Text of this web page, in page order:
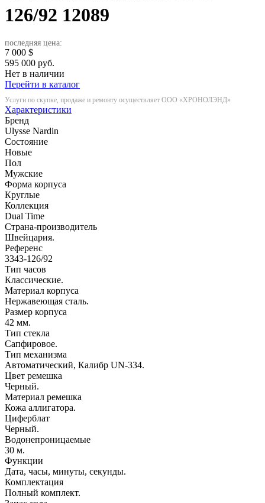
126/92 12089
последняя цена:
7 000 $
595 000 руб.
Нет в наличии
Перейти в каталог
Услуги по скупке, продаже и ремонту осуществляет ООО «ХРОНОЛЭНД»
Характеристики
Бренд
Ulysse Nardin
Состояние
Новые
Пол
Мужские
Форма корпуса
Круглые
Коллекция
Dual Time
Страна-производитель
Швейцария.
Референс
3343-126/92
Тип часов
Классические.
Материал корпуса
Нержавеющая сталь.
Размер корпуса
42 мм.
Тип стекла
Сапфировое.
Тип механизма
Автоматический, Калибр UN-334.
Цвет ремешка
Черный.
Материал ремешка
Кожа аллигатора.
Циферблат
Черный.
Водонепроницаемые
30 м.
Функции
Дата, часы, минуты, секунды.
Комплектация
Полный комплект.